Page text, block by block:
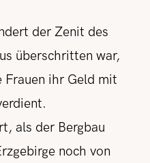
der Zenit des
überschritten war,
Frauen ihr Geld mit
als der Bergbau
noch von